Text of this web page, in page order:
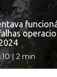
|2 min